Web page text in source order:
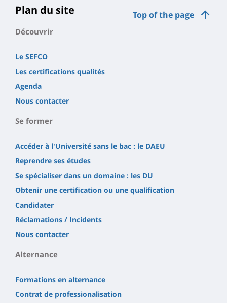
page
principale
Top of the page
Plan du site
Découvrir
Le SEFCO
Les certifications qualités
Agenda
Nous contacter
Se former
Accéder à l'Université sans le bac : le DAEU
Reprendre ses études
Se spécialiser dans un domaine : les DU
Obtenir une certification ou une qualification
Candidater
Réclamations / Incidents
Nous contacter
Alternance
Formations en alternance
Contrat de professionalisation